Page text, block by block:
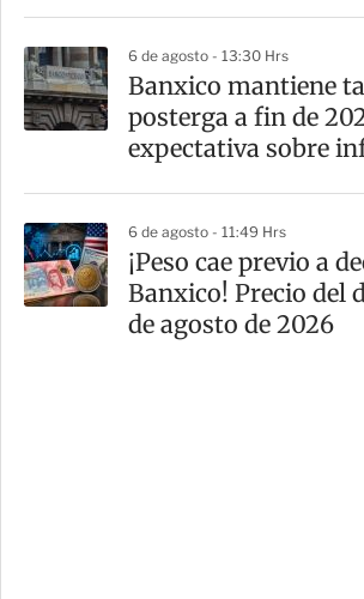
6 de agosto - 13:30 Hrs
Banxico mantiene
posterga a fin de
expectativa sobre
6 de agosto - 11:49 Hrs
¡Peso cae previo a
Banxico! Precio del
de agosto de 2026